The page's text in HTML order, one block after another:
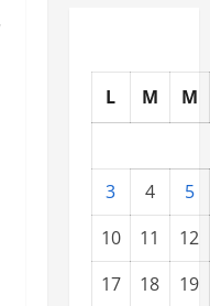
L M M
3 4
5
10
11
12
17
18
19